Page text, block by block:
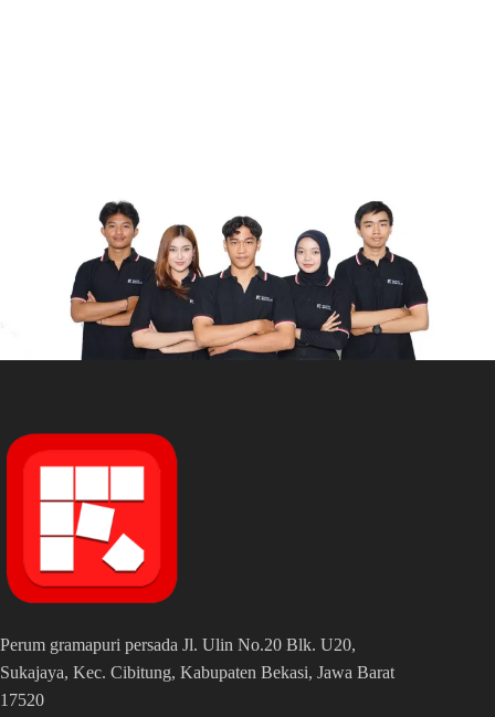
Perum gramapuri persada Jl. Ulin No.20 Blk. U20,
Sukajaya, Kec. Cibitung, Kabupaten Bekasi, Jawa Barat
17520